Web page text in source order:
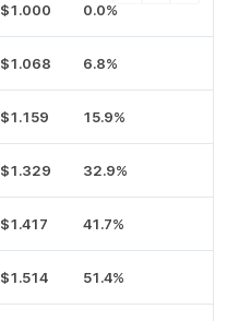
0.0%
6.8%
15.9%
32.9%
41.7%
51.4%